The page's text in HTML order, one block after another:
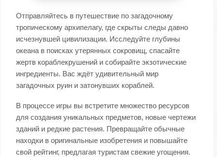
Отправляйтесь в путешествие по загадочному
тропическому архипелагу, где скрыты следы давно
исчезнувшей цивилизации. Исследуйте глубины
океана в поисках утерянных сокровищ, спасайте
жертв кораблекрушений и собирайте экзотические
ингредиенты. Вас ждёт удивительный мир
загадочных руин и затонувших кораблей.
В процессе игры вы встретите множество ресурсов
для создания уникальных предметов, новые чертежи
зданий и редкие растения. Превращайте обычные
находки в оригинальные изобретения и повышайте
свой рейтинг, предлагая туристам свежие угощения.